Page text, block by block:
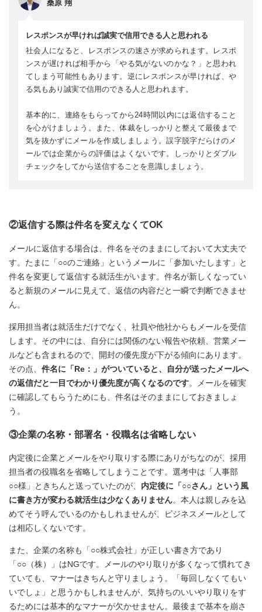
桑原 翔
レスポンスが早ければ誠実で信用できる人と思われる
社会人になると、レスポンスの速さが求められます。レスポ
ンスが遅ければ相手から「やる気がないのかな？」と思われ
てしまう可能性もあります。逆にレスポンスが早ければ、や
る気もあり誠実で信用のできる人と思われます。
基本的に、連絡をもらってから24時間以内には返信すること
を心がけましょう。また、体裁をしっかりと整えて最後まで
気を抜かずにメールを作成しましょう。誤字脱字だらけのメ
ールでは企業からの評価はよくないです。しっかりとダブル
チェックをしてから送信することを意識しましょう。
②返信する際は件名を変えなくてOK
メールに返信する場合は、件名をそのままにしておいて大丈夫で
す。たまに「○○のご連絡」というメールに「参加いたします」と
件名を変更して返信する就活生がいます。件名が新しくなってい
ると新規のメールに見えて、返信の内容だと一瞬で判断できませ
ん。
採用担当者は就活生だけでなく、社員や他社からもメールを受信
します。その中には、自分には関係のない報告や依頼、営業メー
ルなども含まれるので、開封の優先度が下がる傾向にあります。
その点、 件名に「Re：」がついていると、自分が送ったメールへ
の返信だと一目でわかり優先度が高くなるのです。メールを確実
に確認してもらうためにも、件名はそのままにしておきましょ
う。
③企業の名称・部署名・役職名は省略しない
内定後に企業とメールをやり取りする際にありがちなのが、採用
担当者の役職名を省略してしまうことです。選考中は「人事部
○○様」ときちんと送っていたのが、 内定後に「○○さん」という風
に書き方が変わる就活生は少なくありません。本人は親しみを込
めてそう呼んでいるのかもしれませんが、ビジネスメールとして
は相応しくないです。
また、企業の名称も「○○株式会社」が正しい書き方であり
「○○（株）」はNGです。メールのやり取りが多くなって慣れてき
ていても、マナーはきちんと守りましょう。「毎回しなくてもい
いでしょ」と思うかもしれませんが、気持ちのいいやり取りをす
るためには基本的なマナーが欠かせません。最後まで基本を崩さ